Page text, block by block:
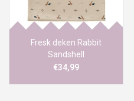
Fresk deken Rabbit
Sandshell
€34,99